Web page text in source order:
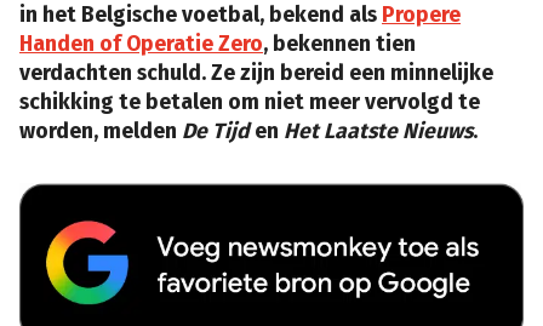
in het Belgische voetbal, bekend als Propere
Handen of Operatie Zero, bekennen tien
verdachten schuld. Ze zijn bereid een minnelijke
schikking te betalen om niet meer vervolgd te
worden, melden De Tijden Het Laatste Nieuws.